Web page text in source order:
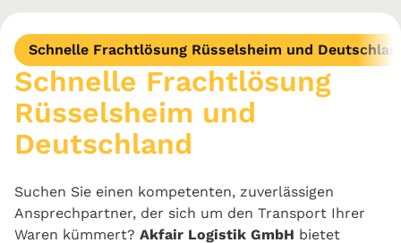
Schnelle Frachtlösung Rüsselsheim und
Schnelle Frachtlösung
Rüsselsheim und
Deutschland
Suchen Sie einen kompetenten, zuverlässigen
Ansprechpartner, der sich um den Transport Ihrer
Waren kümmert? Akfair Logistik GmbH bietet